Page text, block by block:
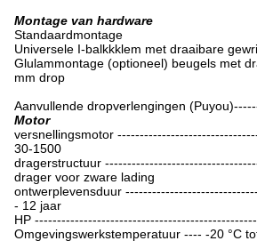
Montage van hardware
Standaardmontage
Universele I-balkkklem met draaibare
Glulammontage (optioneel) beugels met
mm drop
Aanvullende dropverlengingen
Motor
versnellingsmotor
30-1500
dragerstructuur
drager voor zware lading
ontwerplevensduur
- 12 jaar
HP
Omgevingswerkstemperatuur ---- -20 °C